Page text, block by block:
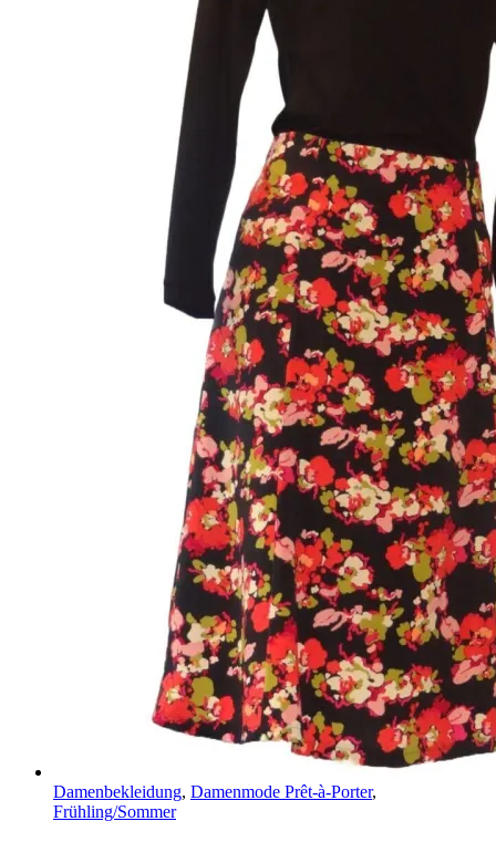
Damenbekleidung, Damenmode Prêt-à-Porter,
Frühling/Sommer